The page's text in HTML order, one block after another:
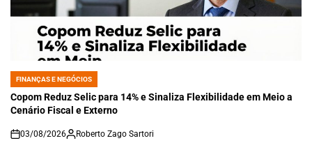
POSTED
IN
FINANÇAS E NEGÓCIOS
Copom Reduz Selic para 14% e Sinaliza Flexibilidade em Meio a
Cenário Fiscal e Externo
on
03/08/2026 Roberto Zago Sartori